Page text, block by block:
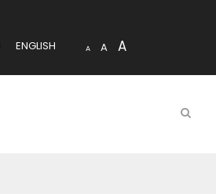
ENGLISH A A A